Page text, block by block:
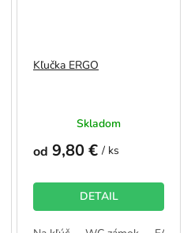
Kľučka ERGO
Priemerné
produktu
5,0
z
5
Skladom
od 9,80 € / ks
DETAIL